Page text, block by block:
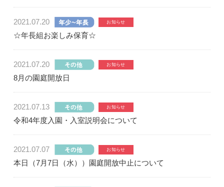
2021.07.20
☆年長組お楽しみ保育☆
2021.07.20
8月の園庭開放日
2021.07.13
令和4年度入園・入室説明会について
2021.07.07
本日（7月7日（水））園庭開放中止について